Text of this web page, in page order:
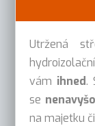
Utržená
vám ihned.
se
na majetku